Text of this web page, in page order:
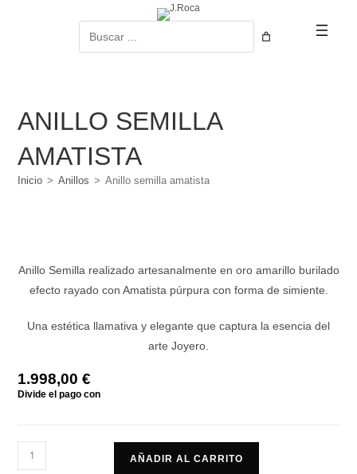
ANILLO SEMILLA
AMATISTA
Inicio > Anillos > Anillo semilla amatista
Anillo Semilla realizado artesanalmente en oro amarillo burilado
efecto rayado con Amatista púrpura con forma de simiente.
Una estética llamativa y elegante que captura la esencia del
arte Joyero.
1.998,00€
Anillo
semilla
AÑADIR AL CARRITO